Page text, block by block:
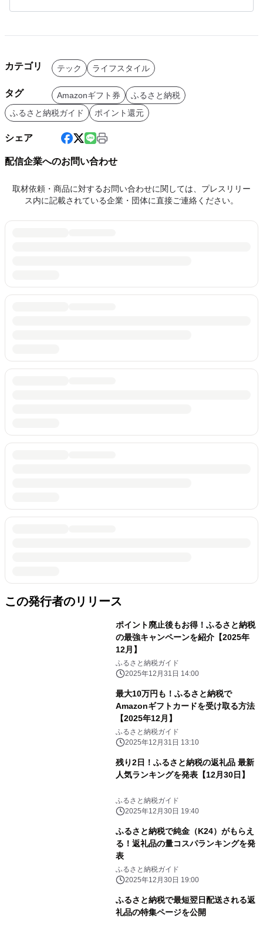
カテゴリ テック ライフスタイル
タグ Amazonギフト券
ふるさと納税
ふるさと納税ガイド
ポイント還元
シェア
配信企業へのお問い合わせ
取材依頼・商品に対するお問い合わせに関しては、プレスリリー
ス内に記載されている企業・団体に直接ご連絡ください。
この発行者のリリース
ポイント廃止後もお得！ふるさと納税
の最強キャンペーンを紹介【2025年
12月】
ふるさと納税ガイド
2025年12月31日 14:00
最大10万円も！ふるさと納税で
Amazonギフトカードを受け取る方法
【2025年12月】
ふるさと納税ガイド
2025年12月31日 13:10
残り2日！ふるさと納税の返礼品 最新
人気ランキングを発表【12月30日】
ふるさと納税ガイド
2025年12月30日 19:40
ふるさと納税で純金（K24）がもらえ
る！返礼品の量コスパランキングを発
表
ふるさと納税ガイド
2025年12月30日 19:00
ふるさと納税で最短翌日配送される返
礼品の特集ページを公開